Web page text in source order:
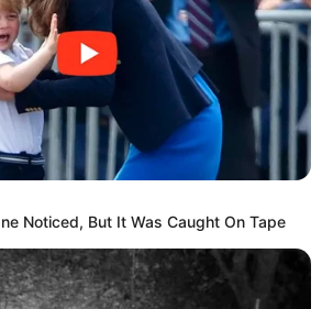
SİYASƏT
AZAL-la bağlı - Fərman
Noticed, But It Was Caught On Tape